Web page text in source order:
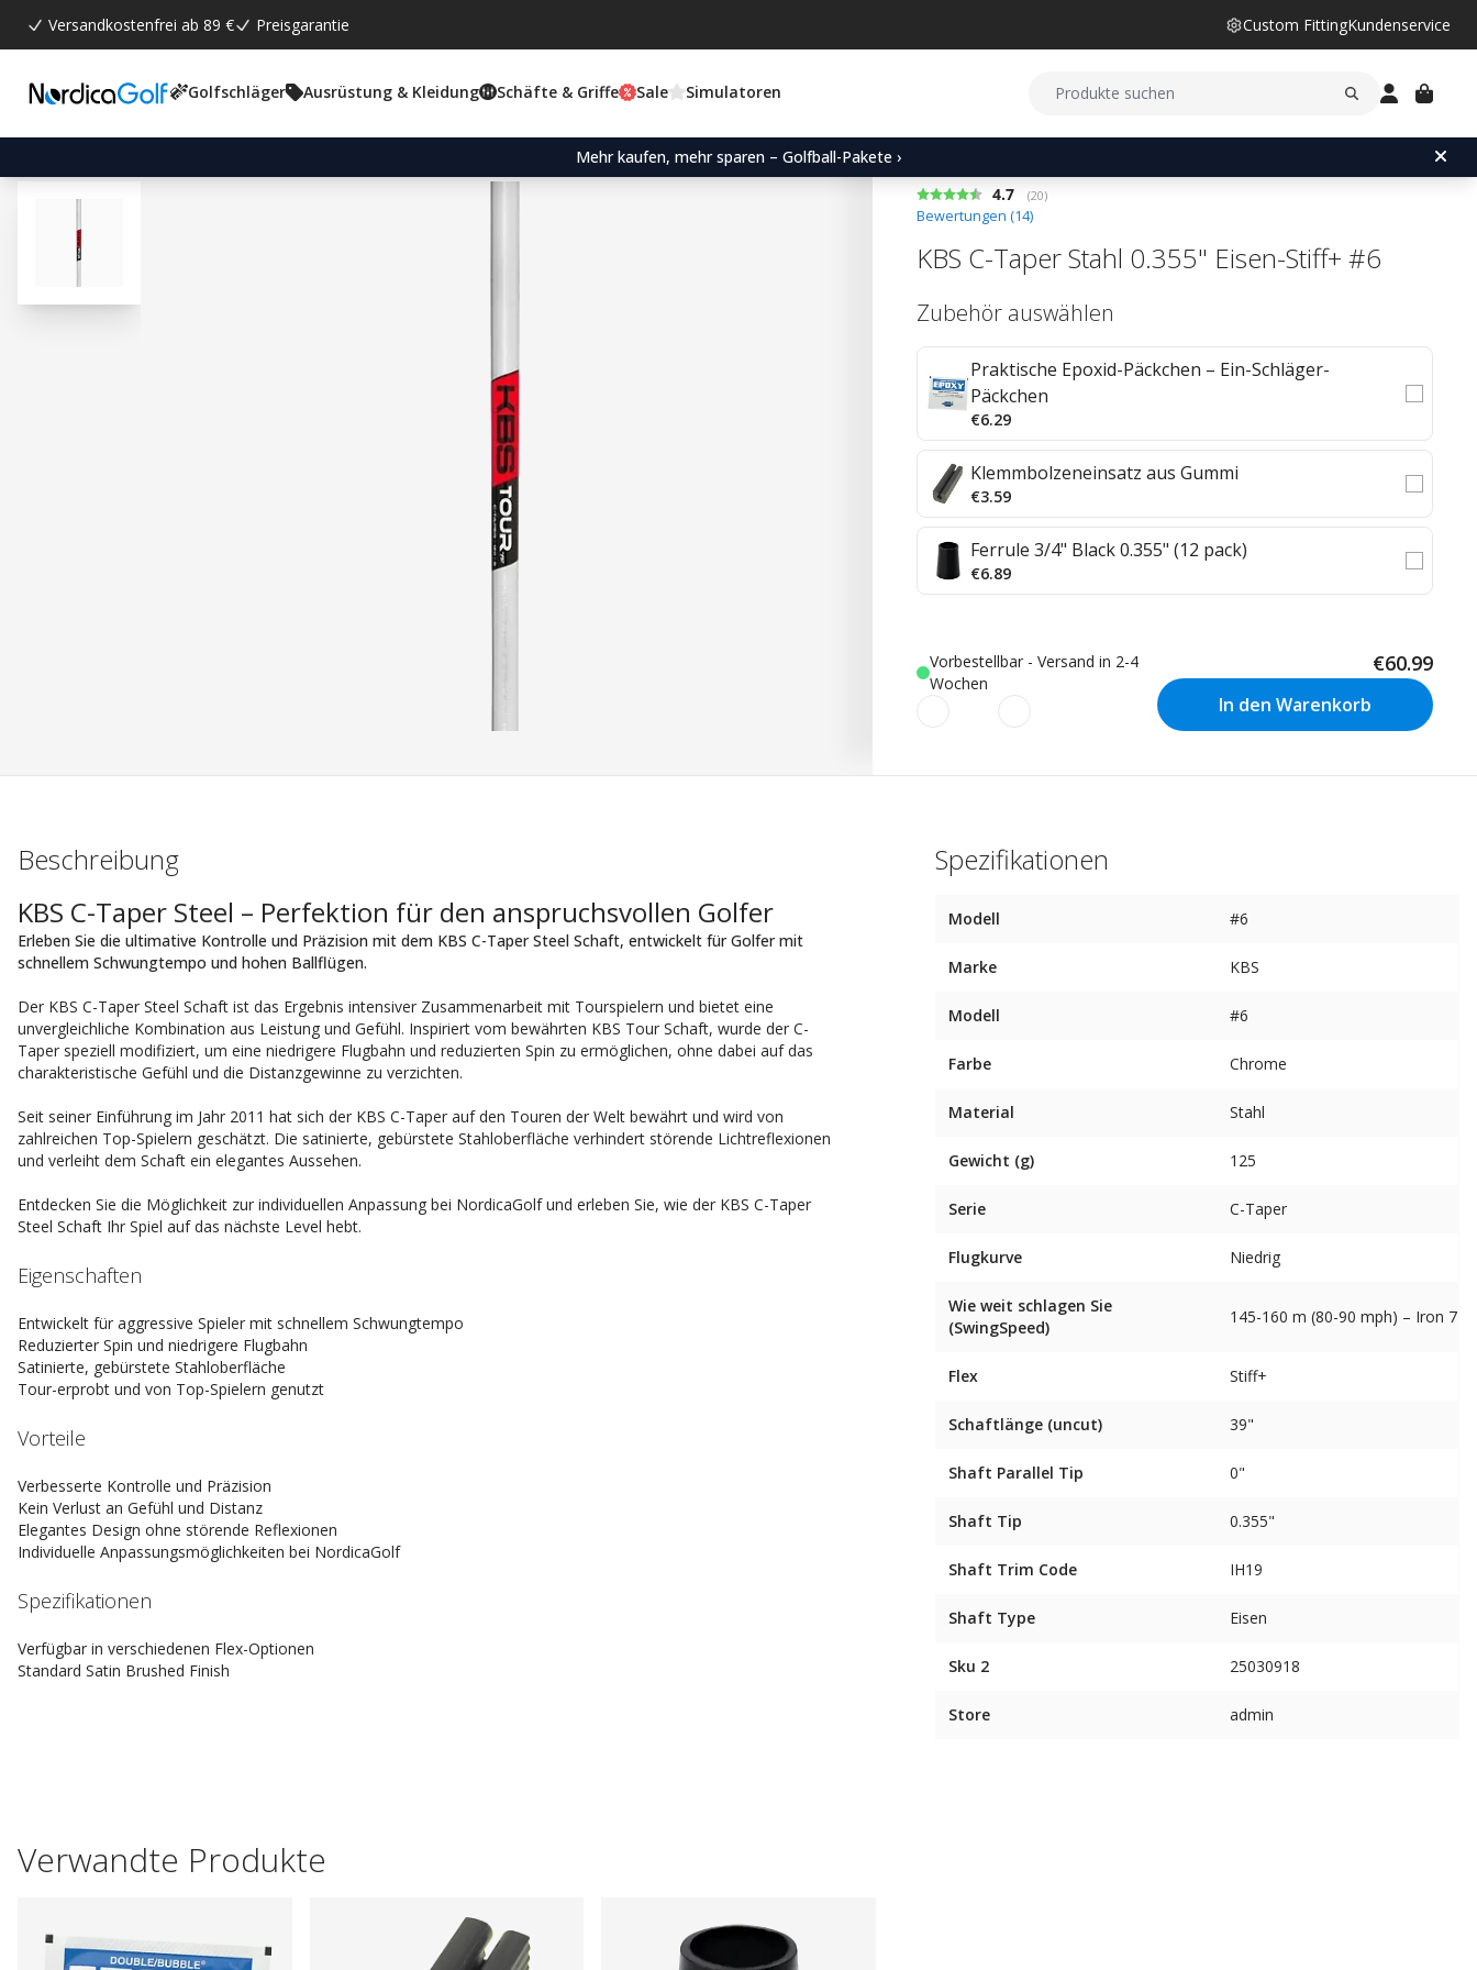
Versandkostenfrei ab 89 € Preisgarantie Custom FittingKundenservice
Golfschläger Ausrüstung & Kleidung Schäfte & Griffe Sale Simulatoren
Mehr kaufen, mehr sparen – Golfball-Pakete ›
Durchschnittliche Bewertung:
4.7 (abgegebene bewertungen:
20)
Bewertungen (14)
KBS C-Taper Stahl 0.355" Eisen-Stiff+ #6
Zubehör auswählen
Praktische Epoxid-Päckchen – Ein-Schläger-
Päckchen
€6.29
Klemmbolzeneinsatz aus Gummi
€3.59
Ferrule 3/4" Black 0.355" (12 pack)
€6.89
Vorbestellbar - Versand in 2-4
Wochen
€60.99
In den Warenkorb
Beschreibung
KBS C-Taper Steel – Perfektion für den anspruchsvollen Golfer
Erleben Sie die ultimative Kontrolle und Präzision mit dem KBS C-Taper Steel Schaft, entwickelt für Golfer mit
schnellem Schwungtempo und hohen Ballflügen.
Der KBS C-Taper Steel Schaft ist das Ergebnis intensiver Zusammenarbeit mit Tourspielern und bietet eine
unvergleichliche Kombination aus Leistung und Gefühl. Inspiriert vom bewährten KBS Tour Schaft, wurde der C-
Taper speziell modifiziert, um eine niedrigere Flugbahn und reduzierten Spin zu ermöglichen, ohne dabei auf das
charakteristische Gefühl und die Distanzgewinne zu verzichten.
Seit seiner Einführung im Jahr 2011 hat sich der KBS C-Taper auf den Touren der Welt bewährt und wird von
zahlreichen Top-Spielern geschätzt. Die satinierte, gebürstete Stahloberfläche verhindert störende Lichtreflexionen
und verleiht dem Schaft ein elegantes Aussehen.
Entdecken Sie die Möglichkeit zur individuellen Anpassung bei NordicaGolf und erleben Sie, wie der KBS C-Taper
Steel Schaft Ihr Spiel auf das nächste Level hebt.
Eigenschaften
Entwickelt für aggressive Spieler mit schnellem Schwungtempo
Reduzierter Spin und niedrigere Flugbahn
Satinierte, gebürstete Stahloberfläche
Tour-erprobt und von Top-Spielern genutzt
Vorteile
Verbesserte Kontrolle und Präzision
Kein Verlust an Gefühl und Distanz
Elegantes Design ohne störende Reflexionen
Individuelle Anpassungsmöglichkeiten bei NordicaGolf
Spezifikationen
Verfügbar in verschiedenen Flex-Optionen
Standard Satin Brushed Finish
Spezifikationen
Modell #6
Marke KBS
Modell #6
Farbe Chrome
Material Stahl
Gewicht (g) 125
Serie C-Taper
Flugkurve Niedrig
Wie weit schlagen Sie
(SwingSpeed)
145-160 m (80-90 mph) – Iron 7
Flex Stiff+
Schaftlänge (uncut) 39"
Shaft Parallel Tip 0"
Shaft Tip 0.355"
Shaft Trim Code IH19
Shaft Type Eisen
Sku 2 25030918
Store admin
Verwandte Produkte